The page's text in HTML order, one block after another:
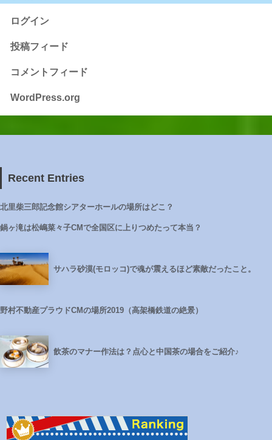
ログイン
投稿フィード
コメントフィード
WordPress.org
Recent Entries
北里柴三郎記念館シアターホールの場所はどこ？
鍋ヶ滝は松嶋菜々子CMで全国区に上りつめたって本当？
サハラ砂漠(モロッコ)で魂が震えるほど素敵だったこと。
野村不動産プラウドCMの場所2019（高架橋鉄道の絶景）
飲茶のマナー作法は？点心と中国茶の場合をご紹介♪